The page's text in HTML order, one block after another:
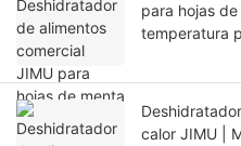
para hojas
temperatura
calor JIMU |